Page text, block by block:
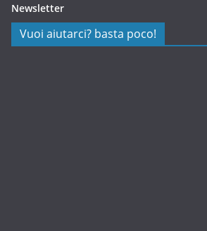
Newsletter
Vuoi aiutarci? basta poco!